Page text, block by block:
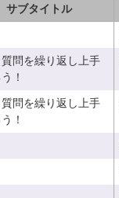
サブタイトル
問を繰り返し上手
！
問を繰り返し上手
！